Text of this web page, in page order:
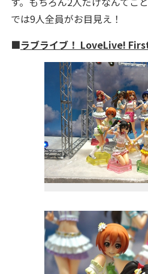
では9人全員がお目見え！
■ラブライブ！ LoveLive!